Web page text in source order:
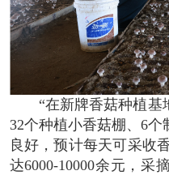
“在新牌香菇种植基
32个种植小香菇棚、6
良好，预计每天可采收
达6000-10000余元，采